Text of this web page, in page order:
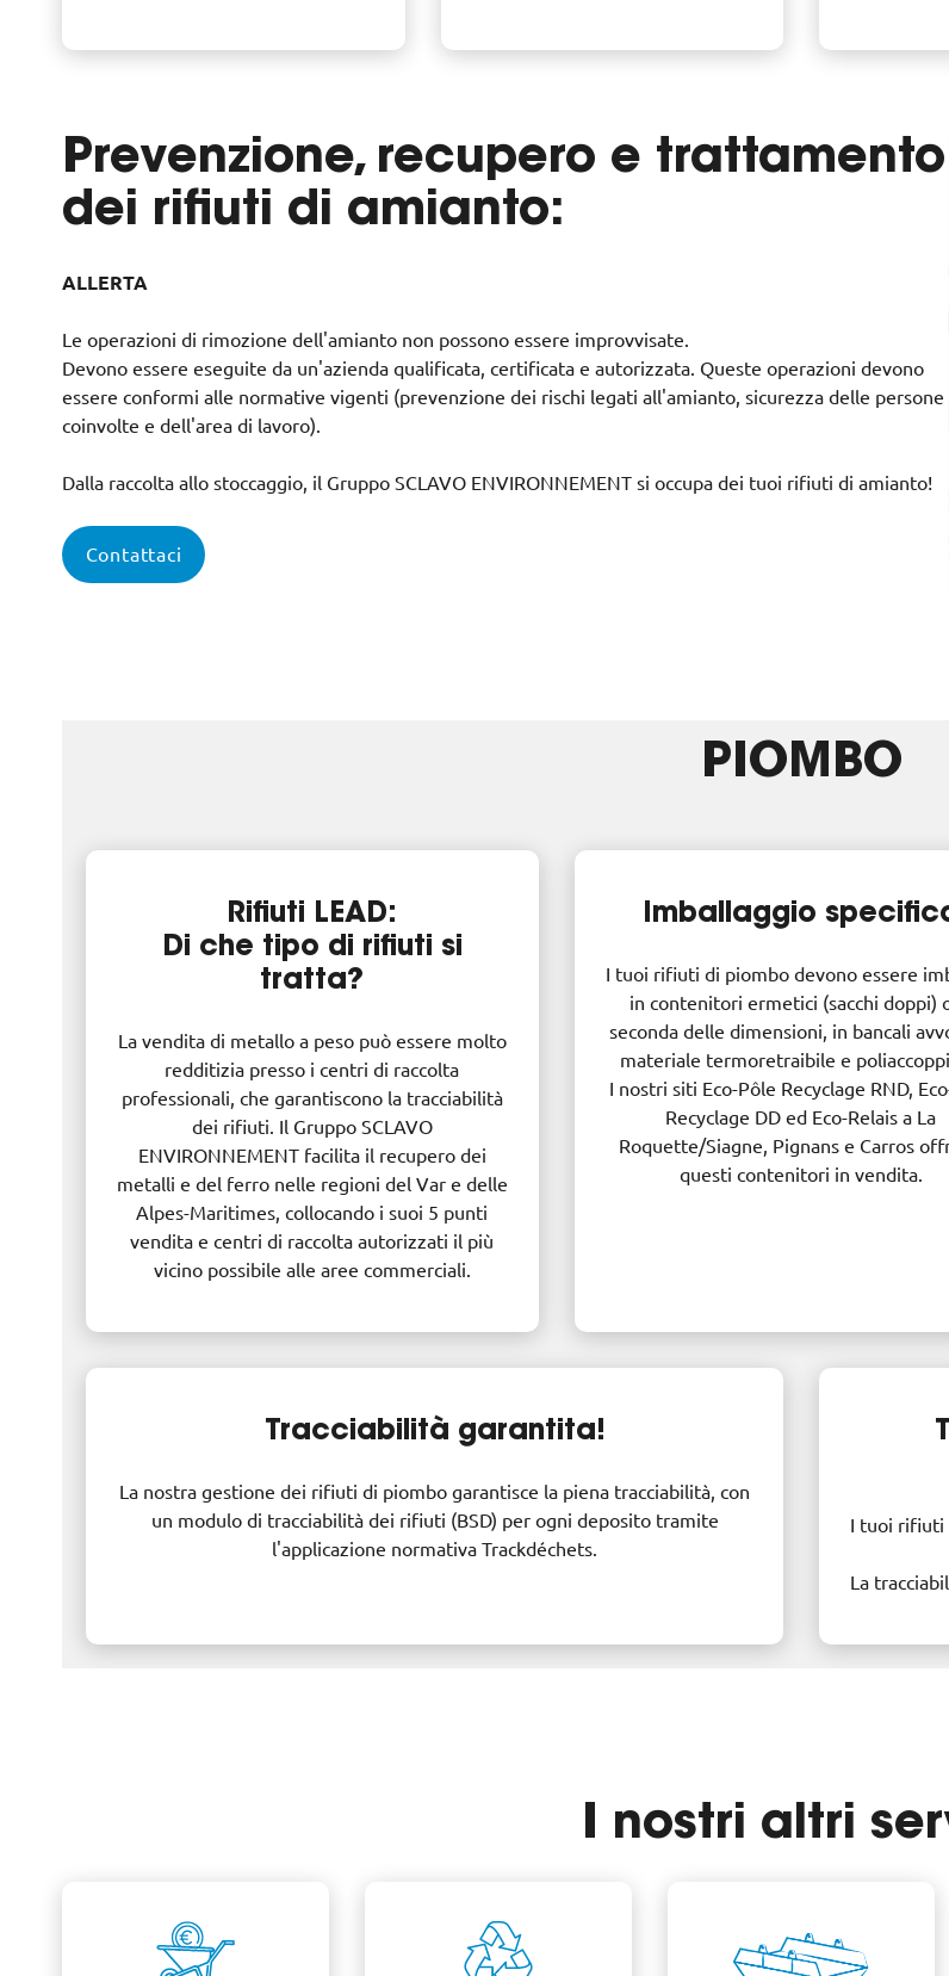
Prevenzione, recupero e trattamento
dei rifiuti di amianto:
ALLERTA
Le operazioni di rimozione dell'amianto non possono essere improvvisate.
Devono essere eseguite da un'azienda qualificata, certificata e autorizzata. Queste operazioni devono
essere conformi alle normative vigenti (prevenzione dei rischi legati all'amianto, sicurezza delle persone
coinvolte e dell'area di lavoro).
Dalla raccolta allo stoccaggio, il Gruppo SCLAVO ENVIRONNEMENT si occupa dei tuoi rifiuti di amianto!
Contattaci
PIOMBO
Rifiuti LEAD:
Di che tipo di rifiuti si
tratta?
La vendita di metallo a peso può essere molto
redditizia presso i centri di raccolta
professionali, che garantiscono la tracciabilità
dei rifiuti. Il Gruppo SCLAVO
ENVIRONNEMENT facilita il recupero dei
metalli e del ferro nelle regioni del Var e delle
Alpes-Maritimes, collocando i suoi 5 punti
vendita e centri di raccolta autorizzati il più
vicino possibile alle aree commerciali.
Imballaggio
I tuoi rifiuti di piombo devono essere
in contenitori ermetici (sacchi doppi)
seconda delle dimensioni, in bancali
materiale termoretraibile e
I nostri siti Eco-Pôle Recyclage RND,
Recyclage DD ed Eco-Relais a La
Roquette/Siagne, Pignans e Carros
questi contenitori in vendita.
Tracciabilità garantita!
La nostra gestione dei rifiuti di piombo garantisce la piena tracciabilità, con
un modulo di tracciabilità dei rifiuti (BSD) per ogni deposito tramite
l'applicazione normativa Trackdéchets.
I tuoi rifiuti
La
I nostri altri